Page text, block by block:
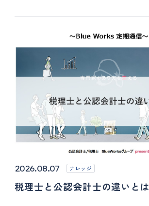
2026.08.07 ナレッジ
税理士と公認会計士の違いとは